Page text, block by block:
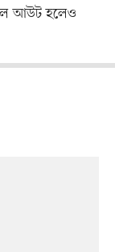
আউট হলেও